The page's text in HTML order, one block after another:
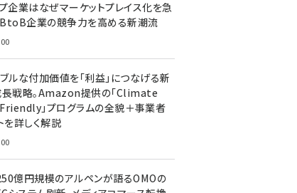
企業はなぜマーケットプレイス化を急
BtoB企業の競争力を高める新潮流
ルな付加価値を「利益」につなげる新
戦略。Amazon提供の「Climate
」プログラムの全貌＋事業者
を詳しく解説
億円規模のアルペンが語るOMOの